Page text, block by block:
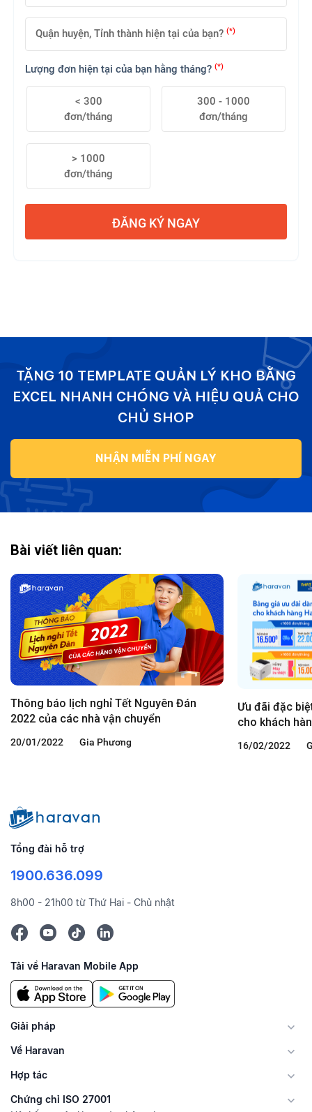
Quận huyện, Tỉnh thành hiện tại của bạn? (*)
Lượng đơn hiện tại của bạn hằng tháng? (*)
< 300
đơn/tháng
300 - 1000
đơn/tháng
> 1000
đơn/tháng
ĐĂNG KÝ NGAY
TẶNG 10 TEMPLATE QUẢN LÝ KHO BẰNG
EXCEL NHANH CHÓNG VÀ HIỆU QUẢ CHO
CHỦ SHOP
NHẬN MIỄN PHÍ NGAY
Bài viết liên quan:
Thông báo lịch nghỉ Tết Nguyên Đán
2022 của các nhà vận chuyển
20/01/2022 Gia Phương
Ưu đãi đặc
cho khách
16/02/2022
Tổng đài hỗ trợ
1900.636.099
8h00 - 21h00 từ Thứ Hai - Chủ nhật
Tải về Haravan Mobile App
Giải pháp
Về Haravan
Hợp tác
Chứng chỉ ISO 27001